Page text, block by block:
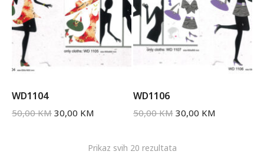
WD1104
50,00KM 30,00 KM
WD1106
50,00KM 30,00 KM
Prikaz svih 20 rezultata